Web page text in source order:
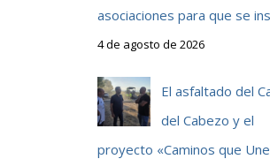
asociaciones para que se
4 de agosto de 2026
El asfaltado del
del Cabezo y el
proyecto «Caminos que